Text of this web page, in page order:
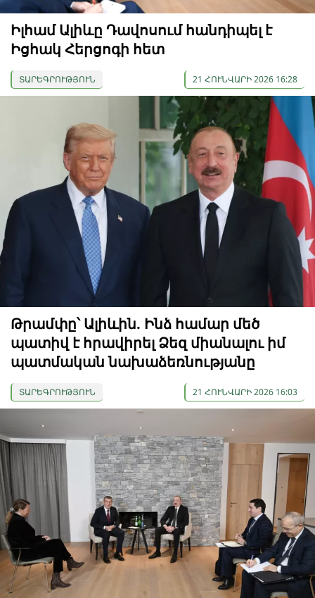
Իլհամ Ալիևը Դավոսում հանդիպել է
Իցհակ Հերցոգի հետ
ՏԱՐԵԳՐՈՒԹՅՈՒՆ 21 ՀՈՒՆՎԱՐԻ 2026 16:28
Թրամփը՝ Ալիևին. Ինձ համար մեծ
պատիվ է հրավիրել Ձեզ միանալու իմ
պատմական նախաձեռնությանը
ՏԱՐԵԳՐՈՒԹՅՈՒՆ 21 ՀՈՒՆՎԱՐԻ 2026 16:03